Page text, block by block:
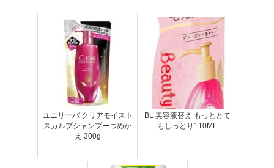
ユニリーバ クリアモイスト
スカルプシャンプーつめか
え 300g
BL 美容液替え もっととて
もしっとり110ML